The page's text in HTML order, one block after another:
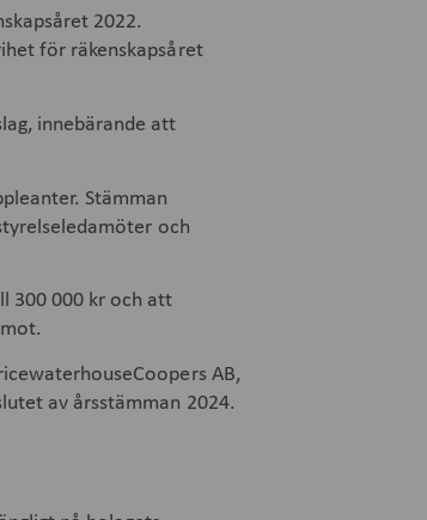
2022.
för räkenskapsåret
innebärande att
Stämman
och
300 000 kr och att
AB,
av årsstämman 2024.